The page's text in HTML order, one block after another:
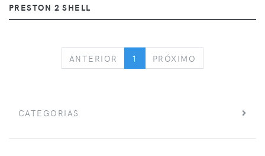
PRESTON 2 SHELL
ANTERIOR PREVIOUS
1 PRÓXIMO
CATEGORIAS